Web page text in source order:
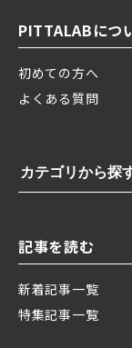
PITTALABにつ
初めての方へ
よくある質問
カテゴリから探
記事を読む
新着記事一覧
特集記事一覧